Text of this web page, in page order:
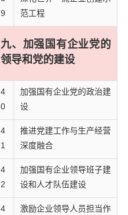
9
范工程
九、加强国有企业党的
领导和党的建设
4
0
加强国有企业党的政治建
设
4
1
推进党建工作与生产经营
深度融合
4
2
加强国有企业领导班子建
设和人才队伍建设
4
激励企业领导人员担当作